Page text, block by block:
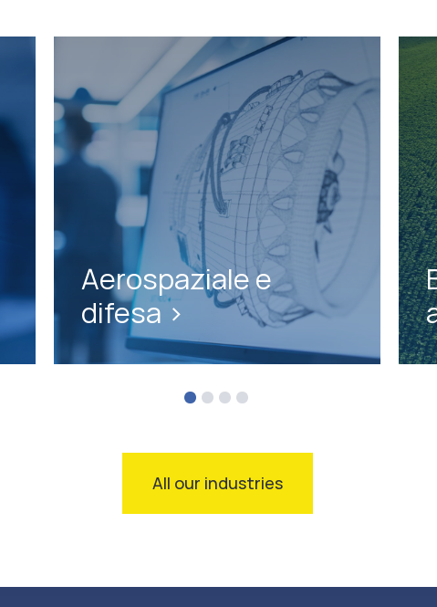
Aerospaziale e
difesa >
All our industries